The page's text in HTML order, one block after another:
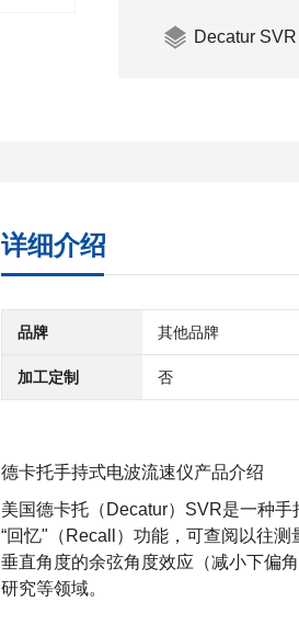
Decatur SVR
详细介绍
品牌 其他品牌
加工定制 否
德卡托手持式电波流速仪产品介绍
美国德卡托（Decatur）SVR是一种
“回忆"（Recall）功能，可查阅以往
垂直角度的余弦角度效应（减小下偏
研究等领域。